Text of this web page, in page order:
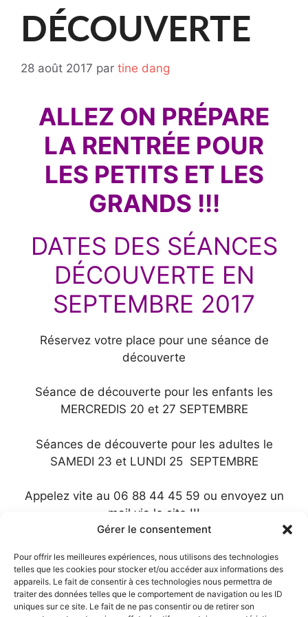
Gérer le consentement
Pour offrir les meilleures expériences, nous utilisons des technologies
telles que les cookies pour stocker et/ou accéder aux informations des
appareils. Le fait de consentir à ces technologies nous permettra de
traiter des données telles que le comportement de navigation ou les ID
uniques sur ce site. Le fait de ne pas consentir ou de retirer son
DÉCOUVERTE
28 août 2017 par tine dang
ALLEZ ON PRÉPARE
LA RENTRÉE POUR
LES PETITS ET LES
GRANDS !!!
DATES DES SÉANCES
DÉCOUVERTE EN
SEPTEMBRE 2017
Réservez votre place pour une séance de
découverte
Séance de découverte pour les enfants les
MERCREDIS 20 et 27 SEPTEMBRE
Séances de découverte pour les adultes le
SAMEDI 23 et LUNDI 25 SEPTEMBRE
Appelez vite au 06 88 44 45 59 ou envoyez un
mail via le site !!!
Tine